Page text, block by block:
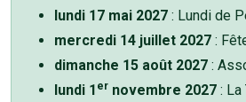
lundi 17 mai 2027 : Lundi de
mercredi 14 juillet 2027 :
dimanche 15 août 2027 :
lundi 1 er novembre 2027 : La